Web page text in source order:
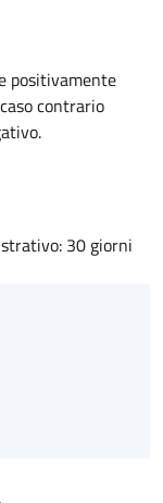
positivamente
contrario
30 giorni